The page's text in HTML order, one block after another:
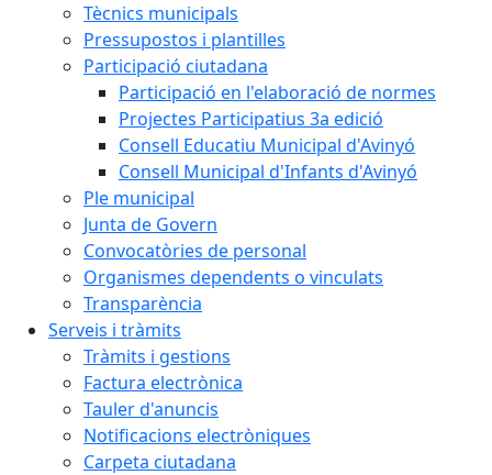
Tècnics municipals
Pressupostos i plantilles
Participació ciutadana
Participació en l'elaboració de normes
Projectes Participatius 3a edició
Consell Educatiu Municipal d'Avinyó
Consell Municipal d'Infants d'Avinyó
Ple municipal
Junta de Govern
Convocatòries de personal
Organismes dependents o vinculats
Transparència
Serveis i tràmits
Tràmits i gestions
Factura electrònica
Tauler d'anuncis
Notificacions electròniques
Carpeta ciutadana